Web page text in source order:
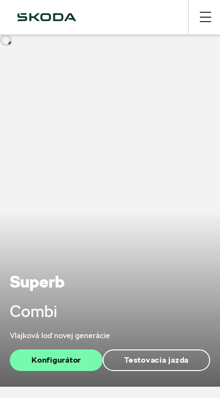
Superb
Combi
Vlajková loď novej generácie
Konfigurátor Testovacia jazda